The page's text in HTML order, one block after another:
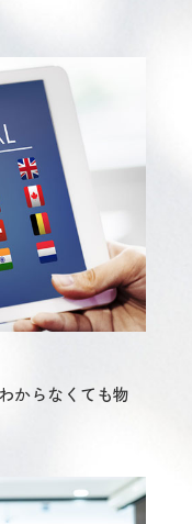
からなくても物